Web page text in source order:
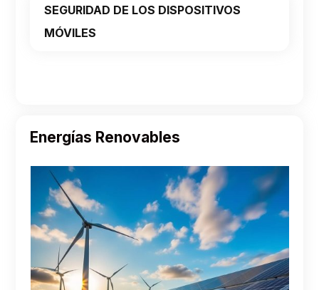
SEGURIDAD DE LOS DISPOSITIVOS
MÓVILES
Energías Renovables